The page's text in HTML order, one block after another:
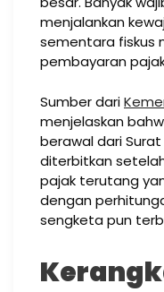
menjalankan
sementara fiskus
pembayaran
Sumber dari
menjelaskan
berawal dari
diterbitkan
pajak terutang
dengan
sengketa pun